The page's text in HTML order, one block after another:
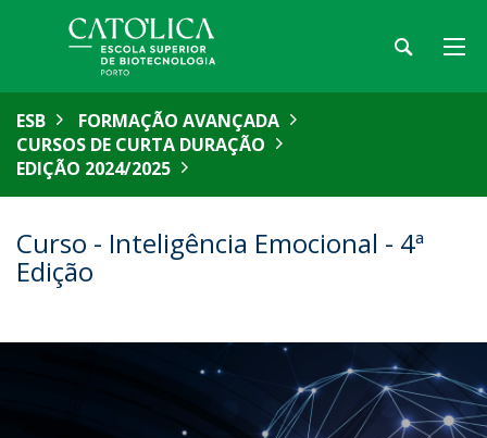
ESB
FORMAÇÃO AVANÇADA
CURSOS DE CURTA DURAÇÃO
EDIÇÃO 2024/2025
Curso - Inteligência Emocional - 4ª
Edição